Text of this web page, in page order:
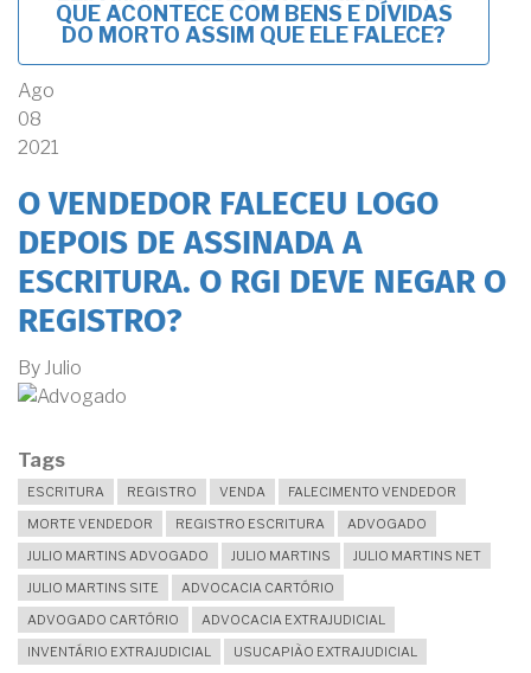
QUE ACONTECE COM BENS E DÍVIDAS
DO MORTO ASSIM QUE ELE FALECE?
Ago
08
2021
O VENDEDOR FALECEU LOGO
DEPOIS DE ASSINADA A
ESCRITURA. O RGI DEVE NEGAR O
REGISTRO?
By Julio
Tags
ESCRITURA REGISTRO VENDA
FALECIMENTO VENDEDOR
MORTE VENDEDOR
REGISTRO ESCRITURA
ADVOGADO
JULIO MARTINS ADVOGADO
JULIO MARTINS
JULIO MARTINS NET
JULIO MARTINS SITE
ADVOCACIA CARTÓRIO
ADVOGADO CARTÓRIO
ADVOCACIA EXTRAJUDICIAL
INVENTÁRIO EXTRAJUDICIAL
USUCAPIÃO EXTRAJUDICIAL